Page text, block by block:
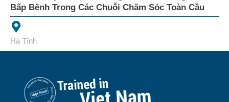
Bấp Bênh Trong Các Chuỗi Chăm Sóc Toàn Cầu
Hà Tĩnh